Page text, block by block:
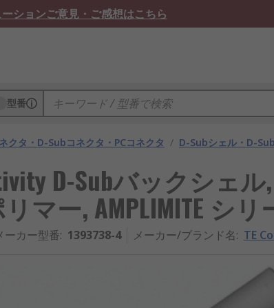
ションご意見・ご感想はこちら
型番
クタ・D-Subコネクタ・PCコネクタ / D-Subシェル・D-
D-Subバックシェル
マー, AMPLIMITE シリ
ーカー型番: 1393738-4 メーカー/ブランド名: TE